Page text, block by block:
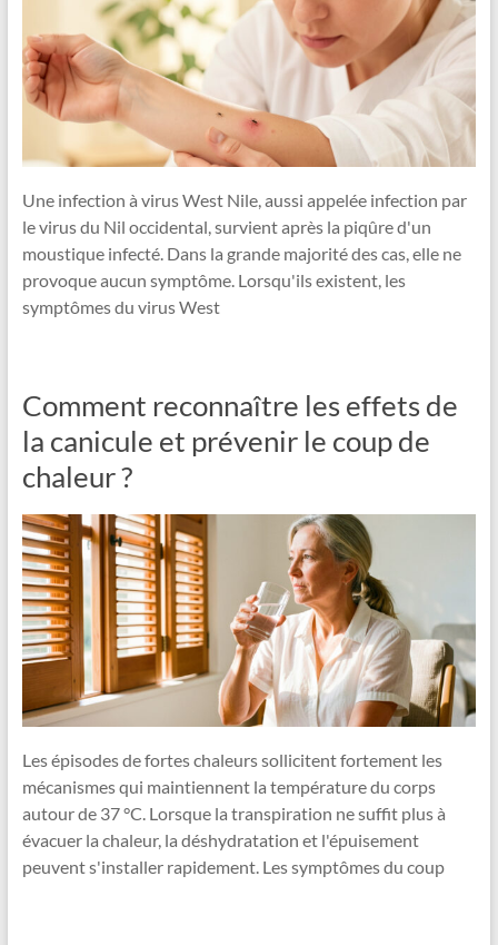
Une infection à virus West Nile, aussi appelée infection par
le virus du Nil occidental, survient après la piqûre d'un
moustique infecté. Dans la grande majorité des cas, elle ne
provoque aucun symptôme. Lorsqu'ils existent, les
symptômes du virus West
Comment reconnaître les effets de
la canicule et prévenir le coup de
chaleur ?
Les épisodes de fortes chaleurs sollicitent fortement les
mécanismes qui maintiennent la température du corps
autour de 37 °C. Lorsque la transpiration ne suffit plus à
évacuer la chaleur, la déshydratation et l'épuisement
peuvent s'installer rapidement. Les symptômes du coup